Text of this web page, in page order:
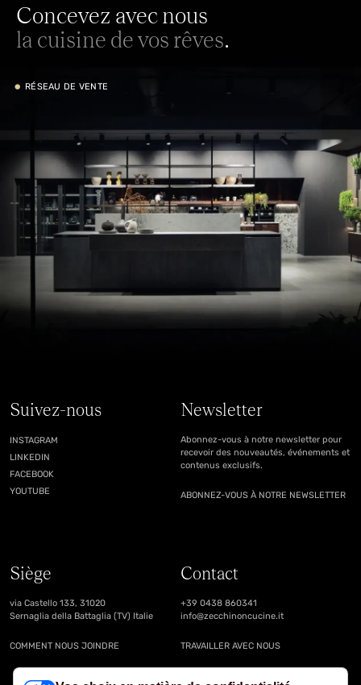
Concevez avec nous
la cuisine de vos rêves.
• RÉSEAU DE VENTE
Suivez-nous
INSTAGRAM
LINKEDIN
FACEBOOK
YOUTUBE
Newsletter
Abonnez-vous à notre newsletter pour
recevoir des nouveautés, événements et
contenus exclusifs.
ABONNEZ-VOUS À NOTRE NEWSLETTER
Siège
via Castello 133, 31020
Sernaglia della Battaglia (TV) Italie
COMMENT NOUS JOINDRE
Contact
+39 0438 860341
info@zecchinoncucine.it
TRAVAILLER AVEC NOUS